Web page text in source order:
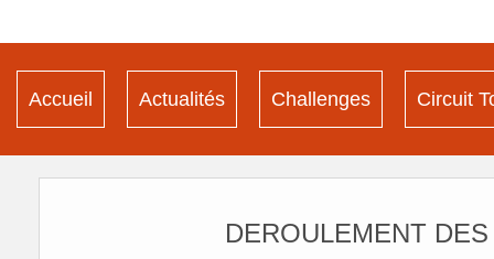
Accueil Actualités Challenges Circuit
DEROULEMENT